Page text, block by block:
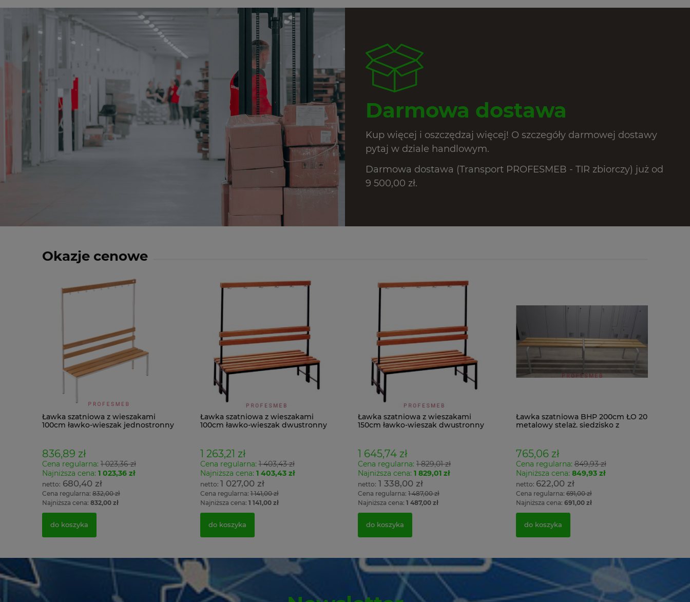
Darmowa dostawa
Kup więcej i oszczędzaj więcej! O szczegóły darmowej dostawy
pytaj w dziale handlowym.
Darmowa dostawa (Transport PROFESMEB - TIR zbiorczy) już od
9 500,00 zł.
Okazje cenowe
Ławka szatniowa z wieszakami
100cm ławko-wieszak jednostronny
836,89 zł
Cena regularna: 1 023,36 zł
Najniższa cena: 1 023,36 zł
680,40 zł
Cena regularna: 832,00 zł
Najniższa cena: 832,00 zł
do koszyka
Ławka szatniowa z wieszakami
100cm ławko-wieszak dwustronny
1 263,21 zł
Cena regularna:1 403,43 zł
Najniższa cena: 1 403,43 zł
1 027,00 zł
Cena regularna:1 141,00 zł
Najniższa cena: 1 141,00 zł
do koszyka
Ławka szatniowa z wieszakami
150cm ławko-wieszak dwustronny
1 645,74 zł
Cena regularna: 1 829,01 zł
Najniższa cena: 1 829,01 zł
1 338,00 zł
Cena regularna: 1 487,00 zł
Najniższa cena: 1 487,00 zł
do koszyka
Ławka szatniowa BHP 200cm ŁO 20
metalowy stelaż. siedzisko z
765,06 zł
Cena regularna:849,93 zł
Najniższa cena: 849,93 zł
622,00 zł
Cena regularna:691,00 zł
Najniższa cena: 691,00 zł
do koszyka